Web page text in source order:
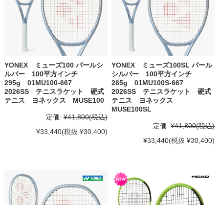
YONEX ミューズ100 パールシ
ルバー 100平方インチ
295g 01MU100-667
2026SS テニスラケット 硬式
テニス ヨネックス MUSE100
定価: ¥41,800(税込)
¥33,440(税抜 ¥30,400)
YONEX ミューズ100SL パール
シルバー 100平方インチ
265g 01MU100S-667
2026SS テニスラケット 硬式
テニス ヨネックス
MUSE100SL
定価: ¥41,800(税込)
¥33,440(税抜 ¥30,400)